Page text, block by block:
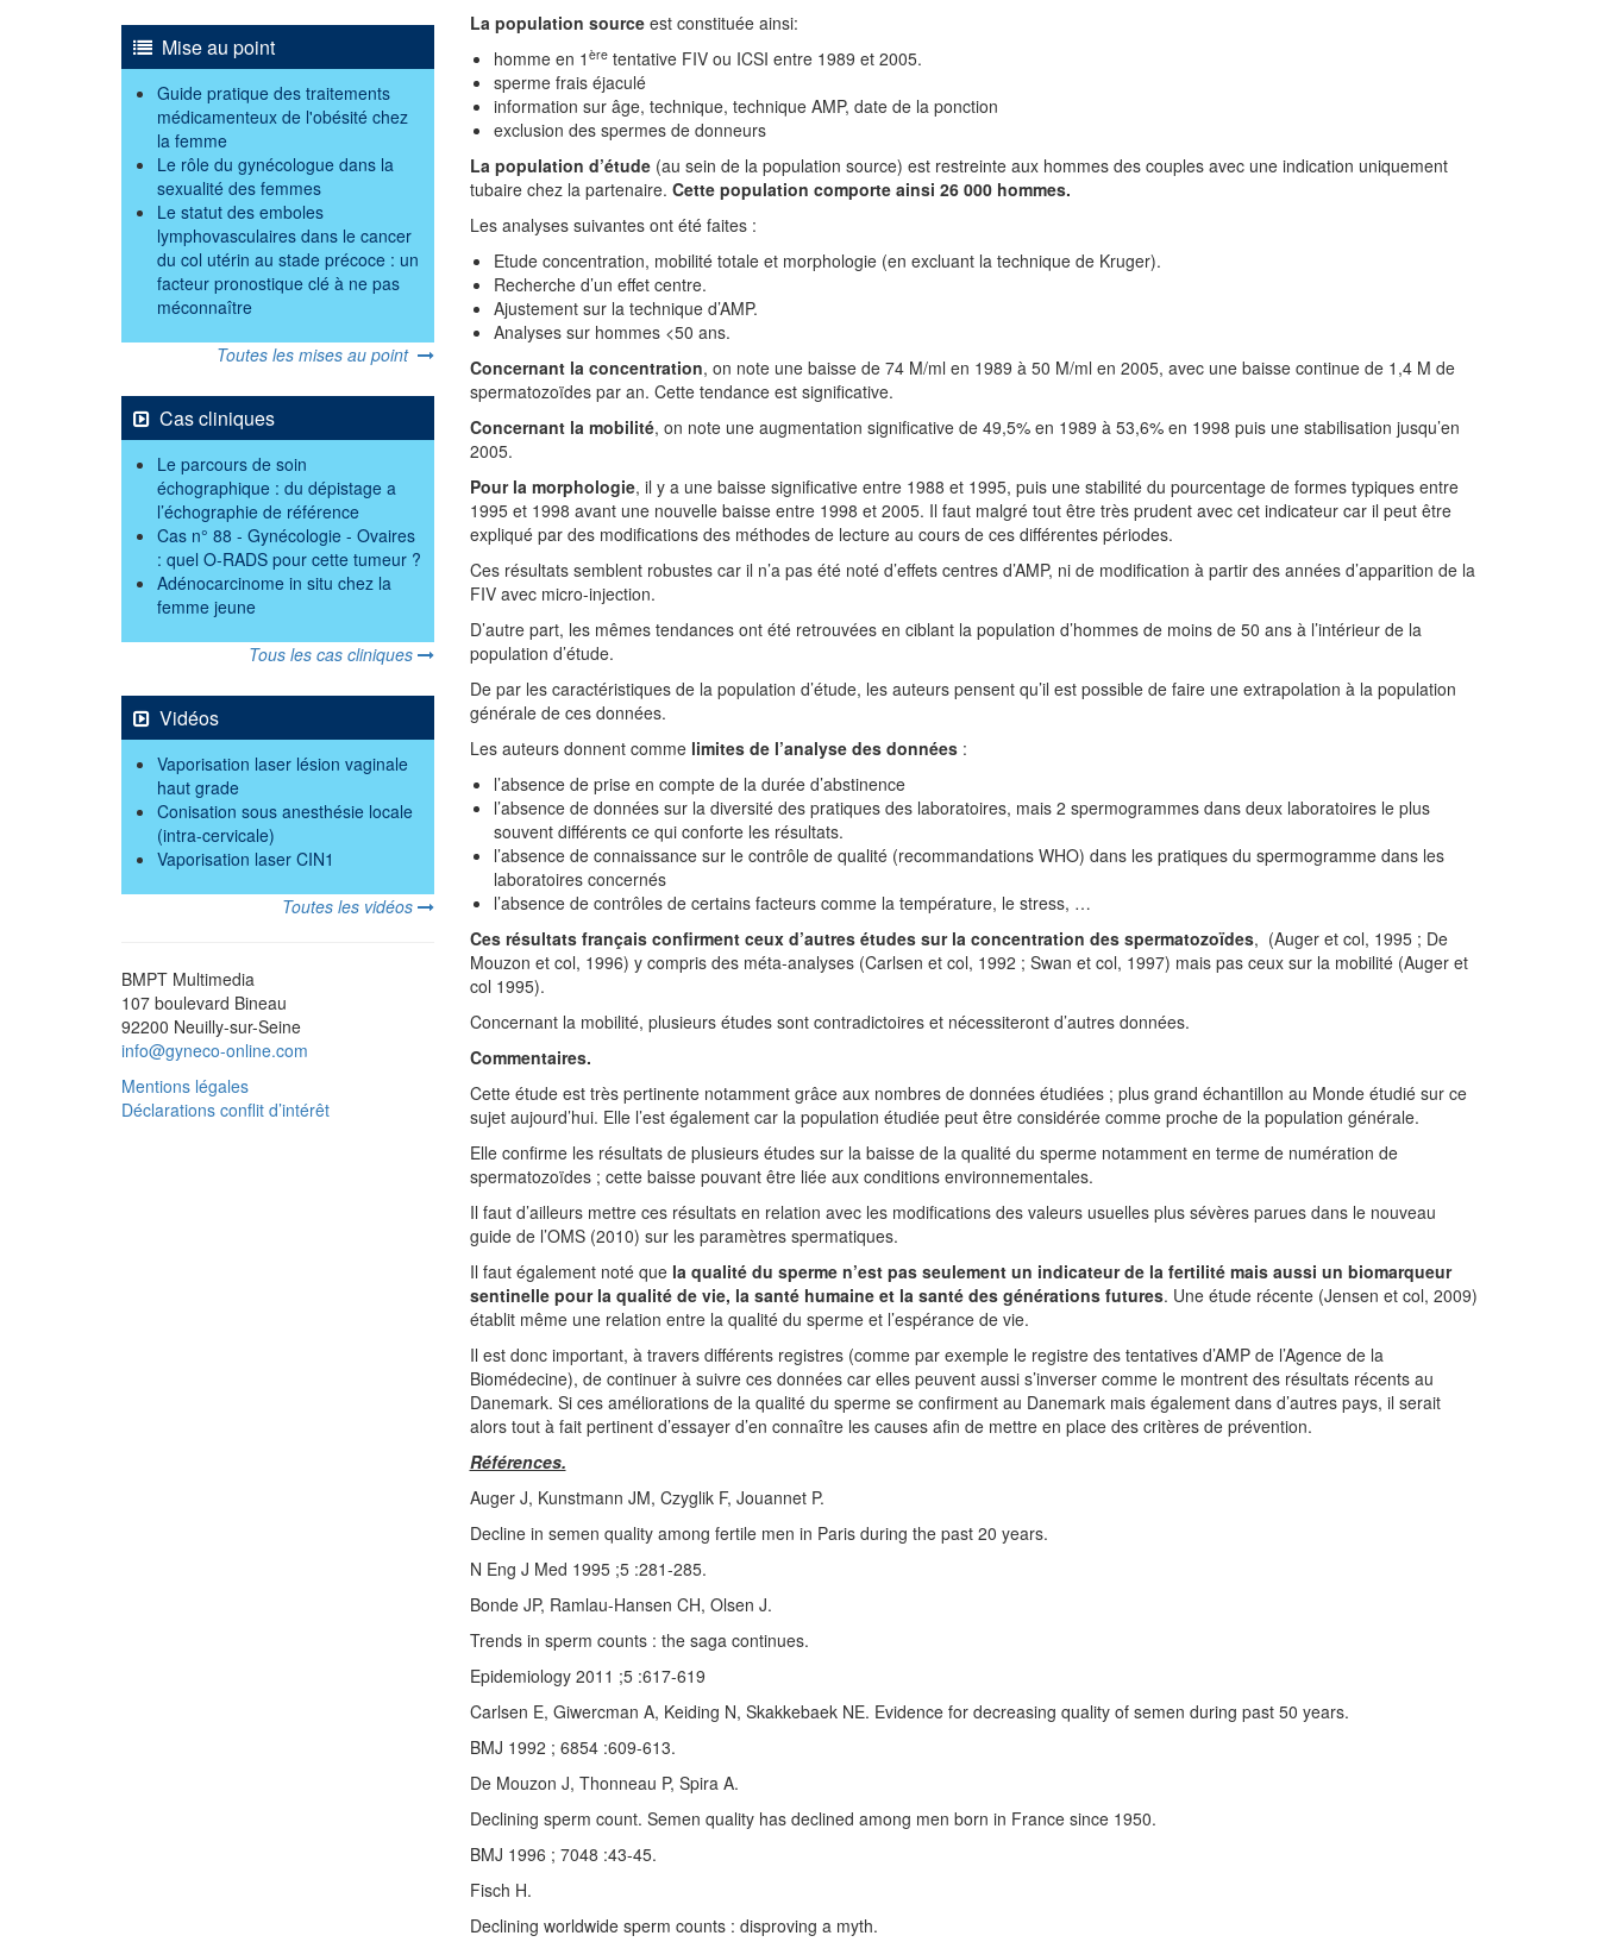
La population source est constituée ainsi:
homme en 1 èretentative FIV ou ICSI entre 1989 et 2005.
sperme frais éjaculé
information sur âge, technique, technique AMP, date de la ponction
exclusion des spermes de donneurs
La population d’étude(au sein de la population source) est restreinte aux hommes des couples avec une indication uniquement
tubaire chez la partenaire. Cette population comporte ainsi 26 000 hommes.
Les analyses suivantes ont été faites :
Etude concentration, mobilité totale et morphologie (en excluant la technique de Kruger).
Recherche d’un effet centre.
Ajustement sur la technique d’AMP.
Analyses sur hommes <50 ans.
Concernant la concentration, on note une baisse de 74 M/ml en 1989 à 50 M/ml en 2005, avec une baisse continue de 1,4 M de
spermatozoïdes par an. Cette tendance est significative.
Concernant la mobilité, on note une augmentation significative de 49,5% en 1989 à 53,6% en 1998 puis une stabilisation jusqu’en
2005.
Pour la morphologie, il y a une baisse significative entre 1988 et 1995, puis une stabilité du pourcentage de formes typiques entre
1995 et 1998 avant une nouvelle baisse entre 1998 et 2005. Il faut malgré tout être très prudent avec cet indicateur car il peut être
expliqué par des modifications des méthodes de lecture au cours de ces différentes périodes.
Ces résultats semblent robustes car il n’a pas été noté d’effets centres d’AMP, ni de modification à partir des années d’apparition de la
FIV avec micro-injection.
D’autre part, les mêmes tendances ont été retrouvées en ciblant la population d’hommes de moins de 50 ans à l’intérieur de la
population d’étude.
De par les caractéristiques de la population d’étude, les auteurs pensent qu’il est possible de faire une extrapolation à la population
générale de ces données.
Les auteurs donnent comme limites de l’analyse des données :
l’absence de prise en compte de la durée d’abstinence
l’absence de données sur la diversité des pratiques des laboratoires, mais 2 spermogrammes dans deux laboratoires le plus
souvent différents ce qui conforte les résultats.
l’absence de connaissance sur le contrôle de qualité (recommandations WHO) dans les pratiques du spermogramme dans les
laboratoires concernés
l’absence de contrôles de certains facteurs comme la température, le stress, …
Ces résultats français confirment ceux d’autres études sur la concentration des spermatozoïdes, (Auger et col, 1995 ; De
Mouzon et col, 1996) y compris des méta-analyses (Carlsen et col, 1992 ; Swan et col, 1997) mais pas ceux sur la mobilité (Auger et
col 1995).
Concernant la mobilité, plusieurs études sont contradictoires et nécessiteront d’autres données.
Commentaires.
Cette étude est très pertinente notamment grâce aux nombres de données étudiées ; plus grand échantillon au Monde étudié sur ce
sujet aujourd’hui. Elle l’est également car la population étudiée peut être considérée comme proche de la population générale.
Elle confirme les résultats de plusieurs études sur la baisse de la qualité du sperme notamment en terme de numération de
spermatozoïdes ; cette baisse pouvant être liée aux conditions environnementales.
Il faut d’ailleurs mettre ces résultats en relation avec les modifications des valeurs usuelles plus sévères parues dans le nouveau
guide de l’OMS (2010) sur les paramètres spermatiques.
Il faut également noté que la qualité du sperme n’est pas seulement un indicateur de la fertilité mais aussi un biomarqueur
sentinelle pour la qualité de vie, la santé humaine et la santé des générations futures. Une étude récente (Jensen et col, 2009)
établit même une relation entre la qualité du sperme et l’espérance de vie.
Il est donc important, à travers différents registres (comme par exemple le registre des tentatives d’AMP de l’Agence de la
Biomédecine), de continuer à suivre ces données car elles peuvent aussi s’inverser comme le montrent des résultats récents au
Danemark. Si ces améliorations de la qualité du sperme se confirment au Danemark mais également dans d’autres pays, il serait
alors tout à fait pertinent d’essayer d’en connaître les causes afin de mettre en place des critères de prévention.
Références.
Auger J, Kunstmann JM, Czyglik F, Jouannet P.
Decline in semen quality among fertile men in Paris during the past 20 years.
N Eng J Med 1995 ;5 :281-285.
Bonde JP, Ramlau-Hansen CH, Olsen J.
Trends in sperm counts : the saga continues.
Epidemiology 2011 ;5 :617-619
Carlsen E, Giwercman A, Keiding N, Skakkebaek NE. Evidence for decreasing quality of semen during past 50 years.
BMJ 1992 ; 6854 :609-613.
De Mouzon J, Thonneau P, Spira A.
Declining sperm count. Semen quality has declined among men born in France since 1950.
BMJ 1996 ; 7048 :43-45.
Fisch H.
Declining worldwide sperm counts : disproving a myth.
Mise au point
Guide pratique des traitements
médicamenteux de l'obésité chez
la femme
Le rôle du gynécologue dans la
sexualité des femmes
Le statut des emboles
lymphovasculaires dans le cancer
du col utérin au stade précoce : un
facteur pronostique clé à ne pas
méconnaître
Toutes les mises au point
Cas cliniques
Le parcours de soin
échographique : du dépistage a
l’échographie de référence
Cas n° 88 - Gynécologie - Ovaires
: quel O-RADS pour cette tumeur ?
Adénocarcinome in situ chez la
femme jeune
Tous les cas cliniques
Vidéos
Vaporisation laser lésion vaginale
haut grade
Conisation sous anesthésie locale
(intra-cervicale)
Vaporisation laser CIN1
Toutes les vidéos
BMPT Multimedia
107 boulevard Bineau
92200 Neuilly-sur-Seine
info@gyneco-online.com
Mentions légales
Déclarations conflit d’intérêt